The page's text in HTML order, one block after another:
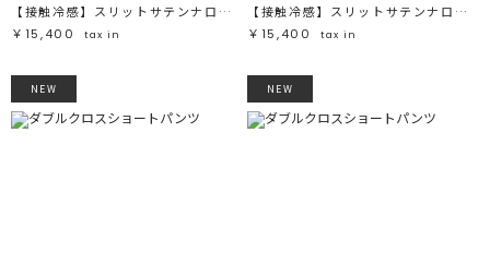
【接触冷感】スリットサテンナロースカート
￥15,400
tax in
【接触冷感】スリットサテンナロースカート
￥15,400
tax in
NEW NEW